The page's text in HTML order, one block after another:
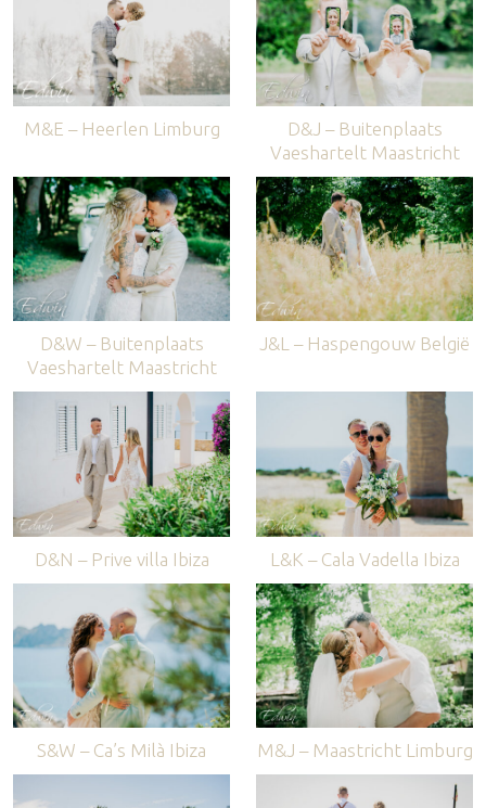
M&E – Heerlen Limburg
D&J – Buitenplaats
Vaeshartelt Maastricht
D&W – Buitenplaats
Vaeshartelt Maastricht
J&L – Haspengouw België
D&N – Prive villa Ibiza L&K – Cala Vadella Ibiza
S&W – Ca’s Milà Ibiza M&J – Maastricht Limburg